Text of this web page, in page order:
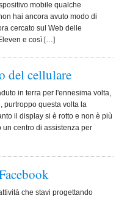
mobile qualche
hai ancora avuto modo di
cercato sul Web delle
e così […]
del cellulare
in terra per l'ennesima volta,
purtroppo questa volta la
il display si è rotto e non è più
centro di assistenza per
che stavi progettando